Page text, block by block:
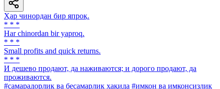
Ҳар чинордан бир япроқ.
* * *
Har chinordan bir yaproq.
* * *
Small profits and quick returns.
* * *
И дешево продают, да наживаются; и дорого продают, да
проживаются.
#самарадорлик ва бесамарлик ҳақида #имкон ва имконсизлик